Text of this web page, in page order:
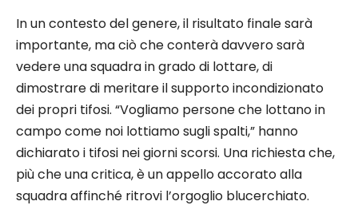
In un contesto del genere, il risultato finale sarà
importante, ma ciò che conterà davvero sarà
vedere una squadra in grado di lottare, di
dimostrare di meritare il supporto incondizionato
dei propri tifosi. “Vogliamo persone che lottano in
campo come noi lottiamo sugli spalti,” hanno
dichiarato i tifosi nei giorni scorsi. Una richiesta che,
più che una critica, è un appello accorato alla
squadra affinché ritrovi l’orgoglio blucerchiato.